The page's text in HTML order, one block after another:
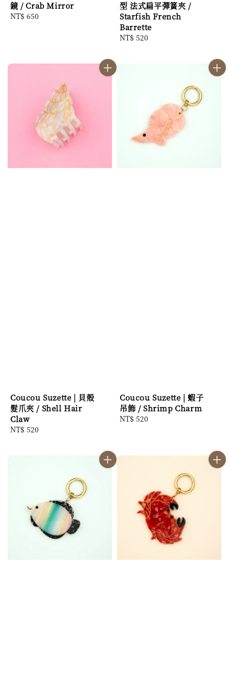
鏡 / Crab Mirror
Regular
NT$ 650
型 法式扁平彈簧夾 /
Starfish French
Barrette
Regular
NT$ 520
Coucou Suzette | 貝殼
髮爪夾 / Shell Hair
Claw
Regular
NT$ 520
Coucou Suzette | 蝦子
吊飾 / Shrimp Charm
Regular
NT$ 520